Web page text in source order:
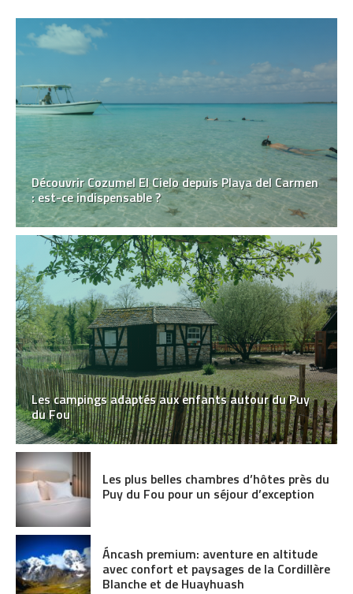
Découvrir Cozumel El Cielo depuis Playa del Carmen
: est-ce indispensable ?
Les campings adaptés aux enfants autour du Puy
du Fou
Les plus belles chambres d’hôtes près du
Puy du Fou pour un séjour d’exception
Áncash premium: aventure en altitude
avec confort et paysages de la Cordillère
Blanche et de Huayhuash